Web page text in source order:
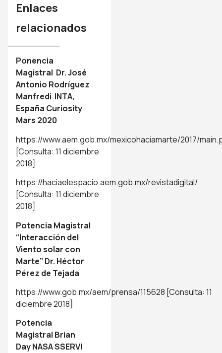
Enlaces
relacionados
Ponencia
Magistral Dr. José
Antonio Rodríguez
Manfredi INTA,
España Curiosity
Mars 2020
https://www.aem.gob.mx/mexicohaciamarte/2017/
[Consulta: 11 diciembre
2018]
https://haciaelespacio.aem.gob.mx/revistadigital/
[Consulta: 11 diciembre
2018]
Potencia Magistral
“Interacción del
Viento solar con
Marte” Dr. Héctor
Pérez de Tejada
https://www.gob.mx/aem/prensa/115628 [Consulta: 11
diciembre 2018]
Potencia
Magistral Brian
Day NASA SSERVI